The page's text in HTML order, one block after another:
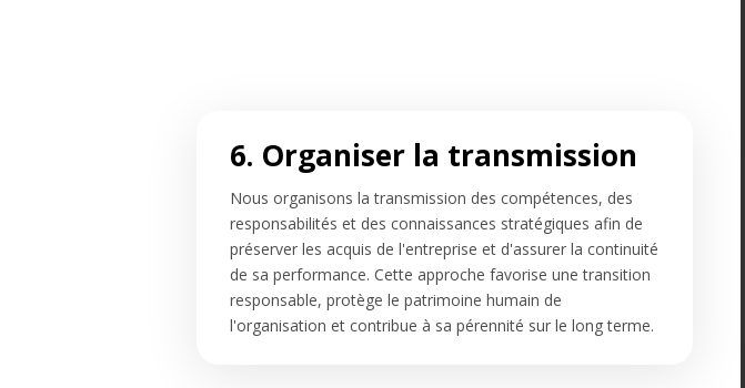
6. Organiser la transmission
Nous organisons la transmission des compétences, des
responsabilités et des connaissances stratégiques afin de
préserver les acquis de l'entreprise et d'assurer la continuité
de sa performance. Cette approche favorise une transition
responsable, protège le patrimoine humain de
l'organisation et contribue à sa pérennité sur le long terme.